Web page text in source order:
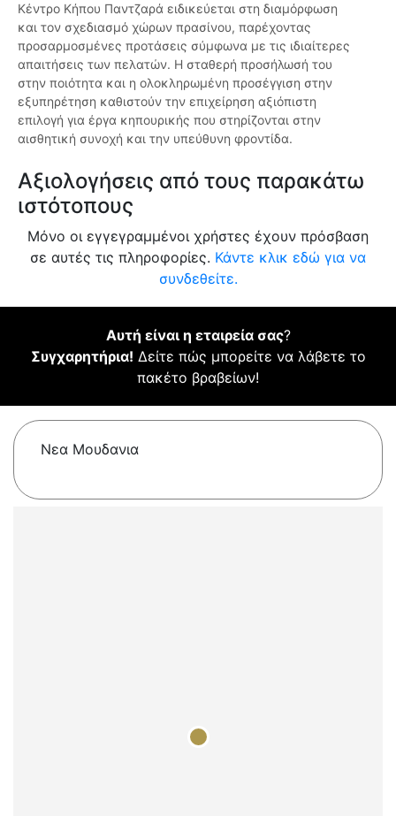
Κέντρο Κήπου Παντζαρά ειδικεύεται στη διαμόρφωση
και τον σχεδιασμό χώρων πρασίνου, παρέχοντας
προσαρμοσμένες προτάσεις σύμφωνα με τις ιδιαίτερες
απαιτήσεις των πελατών. Η σταθερή προσήλωσή του
στην ποιότητα και η ολοκληρωμένη προσέγγιση στην
εξυπηρέτηση καθιστούν την επιχείρηση αξιόπιστη
επιλογή για έργα κηπουρικής που στηρίζονται στην
αισθητική συνοχή και την υπεύθυνη φροντίδα.
Αξιολογήσεις από τους παρακάτω
ιστότοπους
Μόνο οι εγγεγραμμένοι χρήστες έχουν πρόσβαση
σε αυτές τις πληροφορίες. Κάντε κλικ εδώ για να
συνδεθείτε.
Αυτή είναι η εταιρεία σας?
Συγχαρητήρια! Δείτε πώς μπορείτε να λάβετε το
πακέτο βραβείων!
Νεα Μουδανια